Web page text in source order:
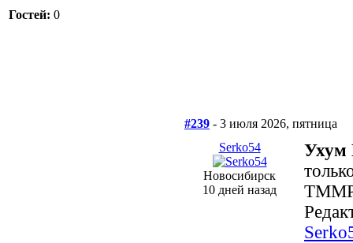
Гостей: 0
#239 - 3 июля 2026, пятница
Serko54
Новосибирск
10 дней назад
Ухум
ТММР